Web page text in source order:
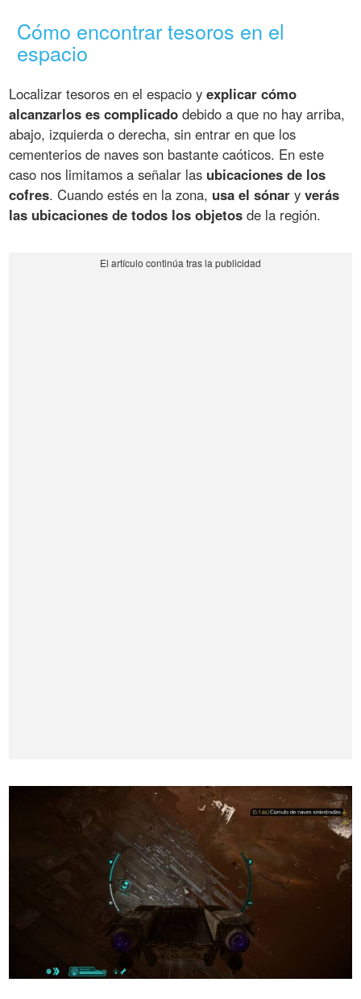
Cómo encontrar tesoros en el
espacio
Localizar tesoros en el espacio yexplicar cómo
alcanzarlos es complicado debido a que no hay arriba,
abajo, izquierda o derecha, sin entrar en que los
cementerios de naves son bastante caóticos. En este
caso nos limitamos a señalar las ubicaciones de los
cofres. Cuando estés en la zona, usa el sónar yverás
las ubicaciones de todos los objetos de la región.